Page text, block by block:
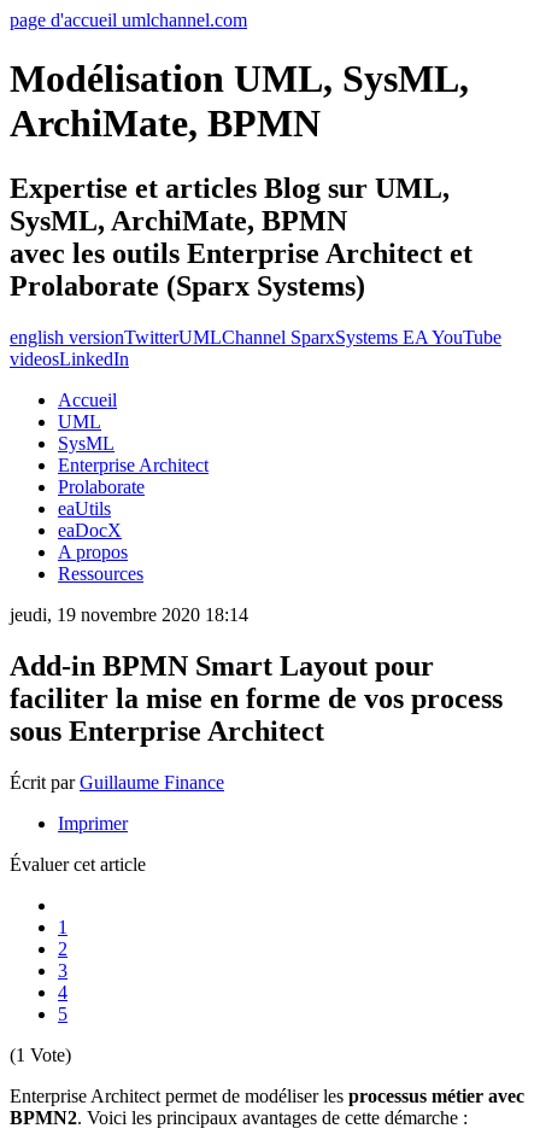
page d'accueil umlchannel.com
Modélisation UML, SysML,
ArchiMate, BPMN
Expertise et articles Blog sur UML,
SysML, ArchiMate, BPMN
avec les outils Enterprise Architect et
Prolaborate (Sparx Systems)
english versionTwitterUMLChannel SparxSystems EA YouTube
videosLinkedIn
Accueil
UML
SysML
Enterprise Architect
Prolaborate
eaUtils
eaDocX
A propos
Ressources
jeudi, 19 novembre 2020 18:14
Add-in BPMN Smart Layout pour
faciliter la mise en forme de vos process
sous Enterprise Architect
Écrit parGuillaume Finance
Imprimer
Évaluer cet article
1
2
3
4
5
(1 Vote)
Enterprise Architect permet de modéliser les processus métier avec
BPMN2. Voici les principaux avantages de cette démarche :